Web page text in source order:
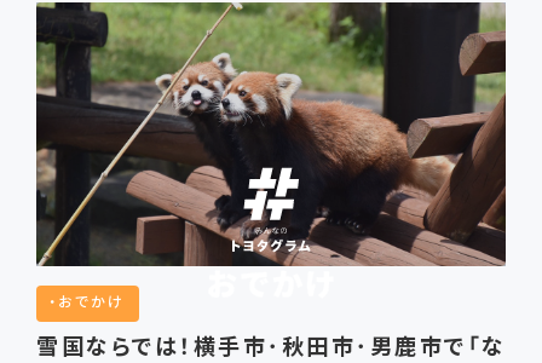
おでかけ
雪国ならでは！横手市･秋田市･男鹿市で「な